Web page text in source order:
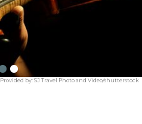
Provided by:SJ Travel Photo and Video/shutterstock